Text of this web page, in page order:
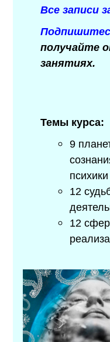
Все записи
получайте
занятиях.
Темы курса:
9
12
12